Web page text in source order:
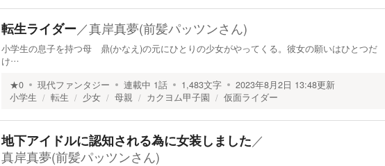
転生ライダー／真岸真夢(前髪パッツンさん)
小学生の息子を持つ母 鼎(かなえ)の元にひとりの少女がやってくる。彼女の願いはひとつだ
け…
★0 現代ファンタジー 連載中 1話 1,483文字 2023年8月2日 13:48更新
小学生
転生 少女 母親 カクヨム甲子園 仮面ライダー
地下アイドルに認知される為に女装しました／
真岸真夢(前髪パッツンさん)